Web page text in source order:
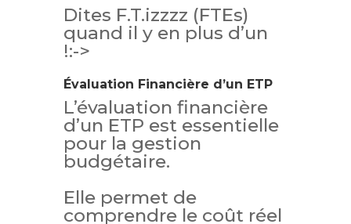
Dites F.T.izzzz (FTEs)
quand il y en plus d’un
!:->
Évaluation Financière d’un ETP
L’évaluation financière
d’un ETP est essentielle
pour la gestion
budgétaire.
Elle permet de
comprendre le coût réel